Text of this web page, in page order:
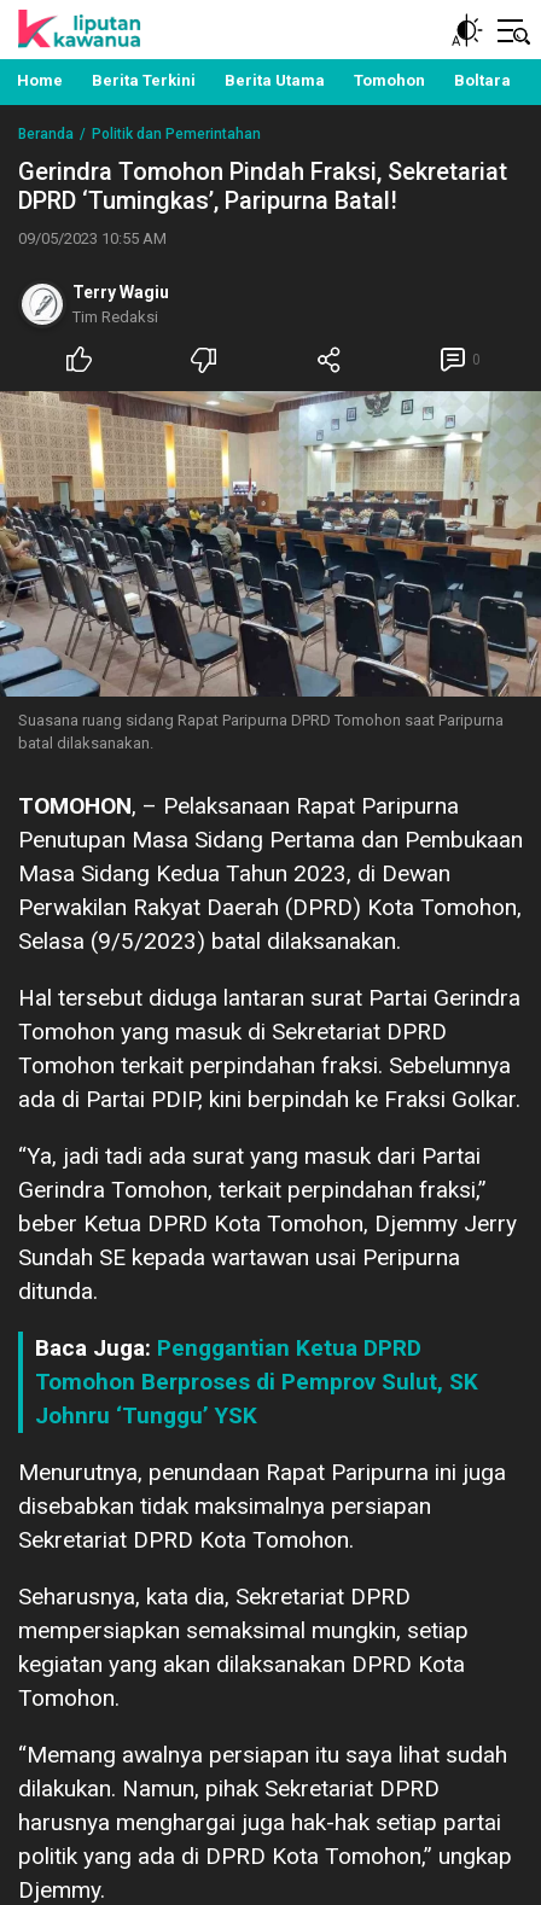
Liputan Kawanua
Berita Manado, Sulawesi Utara, Kawanua, Politik,
Pemerintahan, Hukum Kriminal dan Nasional
Home Berita Terkini Berita Utama Tomohon Boltara
Beranda Politik dan Pemerintahan
Gerindra Tomohon Pindah Fraksi, Sekretariat
DPRD ‘Tumingkas’, Paripurna Batal!
09/05/2023 10:55 AM
Terry Wagiu
Tim Redaksi
0
Suasana ruang sidang Rapat Paripurna DPRD Tomohon saat Paripurna
batal dilaksanakan.
TOMOHON, – Pelaksanaan Rapat Paripurna
Penutupan Masa Sidang Pertama dan Pembukaan
Masa Sidang Kedua Tahun 2023, di Dewan
Perwakilan Rakyat Daerah (DPRD) Kota Tomohon,
Selasa (9/5/2023) batal dilaksanakan.
Hal tersebut diduga lantaran surat Partai Gerindra
Tomohon yang masuk di Sekretariat DPRD
Tomohon terkait perpindahan fraksi. Sebelumnya
ada di Partai PDIP, kini berpindah ke Fraksi Golkar.
“Ya, jadi tadi ada surat yang masuk dari Partai
Gerindra Tomohon, terkait perpindahan fraksi,”
beber Ketua DPRD Kota Tomohon, Djemmy Jerry
Sundah SE kepada wartawan usai Peripurna
ditunda.
Baca Juga: Penggantian Ketua DPRD
Tomohon Berproses di Pemprov Sulut, SK
Johnru ‘Tunggu’ YSK
Menurutnya, penundaan Rapat Paripurna ini juga
disebabkan tidak maksimalnya persiapan
Sekretariat DPRD Kota Tomohon.
Seharusnya, kata dia, Sekretariat DPRD
mempersiapkan semaksimal mungkin, setiap
kegiatan yang akan dilaksanakan DPRD Kota
Tomohon.
“Memang awalnya persiapan itu saya lihat sudah
dilakukan. Namun, pihak Sekretariat DPRD
harusnya menghargai juga hak-hak setiap partai
politik yang ada di DPRD Kota Tomohon,” ungkap
Djemmy.